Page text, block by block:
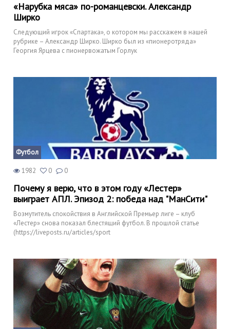
«Нарубка мяса» по-романцевски. Александр
Ширко
Следующий игрок «Спартака», о котором мы расскажем в нашей
рубрике – Александр Ширко. Ширко был из «пионеротряда»
Георгия Ярцева с пионервожатым Горлук
Футбол
1982 0 0
Почему я верю, что в этом году «Лестер»
выиграет АПЛ. Эпизод 2: победа над "МанСити"
Возмутитель спокойствия в Английской Премьер лиге – клуб
«Лестер» снова показал блестящий футбол. В прошлой статье
(https://liveposts.ru/articles/sport